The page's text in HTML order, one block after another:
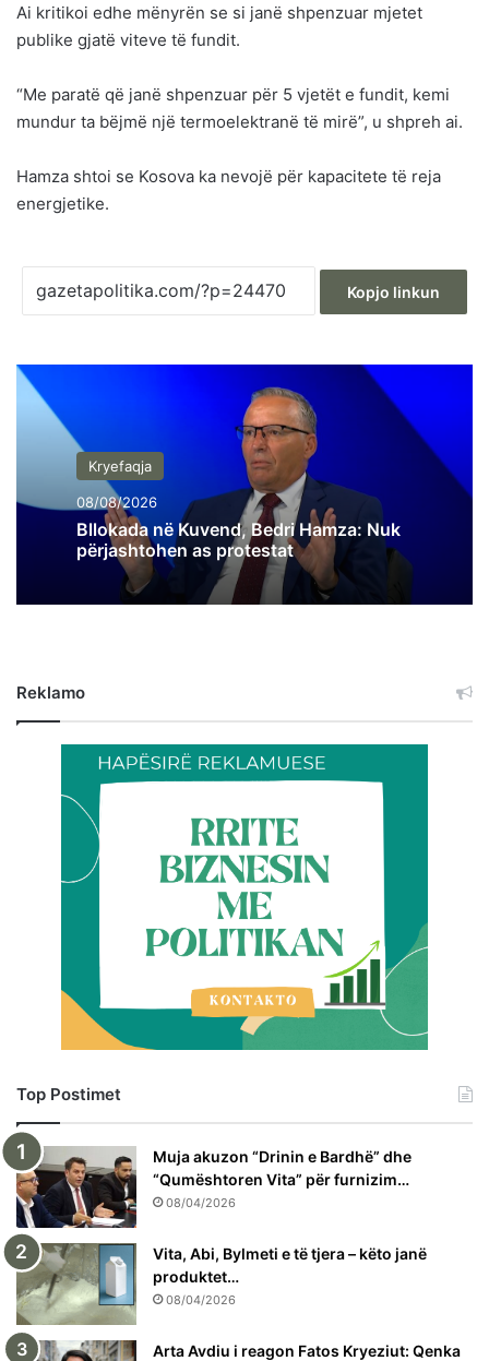
Ai kritikoi edhe mënyrën se si janë shpenzuar mjetet
publike gjatë viteve të fundit.
“Me paratë që janë shpenzuar për 5 vjetët e fundit, kemi
mundur ta bëjmë një termoelektranë të mirë”, u shpreh ai.
Hamza shtoi se Kosova ka nevojë për kapacitete të reja
energjetike.
Kopjo linkun
Kryefaqja
08/08/2026
Bllokada në Kuvend, Bedri Hamza: Nuk
përjashtohen as protestat
Reklamo
Top Postimet
Muja akuzon “Drinin e Bardhë” dhe
“Qumështoren Vita” për furnizim…
08/04/2026
Vita, Abi, Bylmeti e të tjera – këto janë
produktet…
08/04/2026
Arta Avdiu i reagon Fatos Kryeziut: Qenka